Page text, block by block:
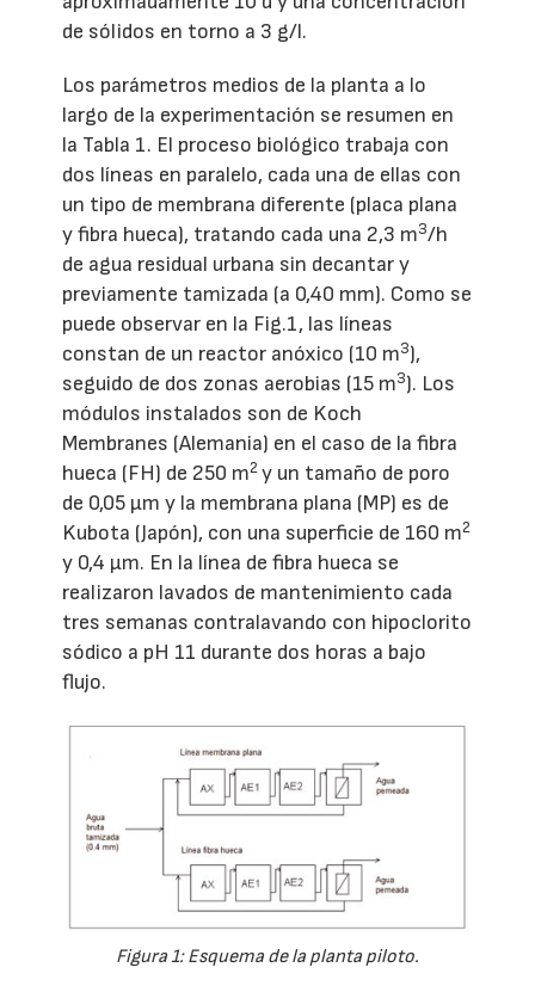
de sólidos en torno a 3 g/l.
Los parámetros medios de la planta a lo
largo de la experimentación se resumen en
la Tabla 1. El proceso biológico trabaja con
dos líneas en paralelo, cada una de ellas con
un tipo de membrana diferente (placa plana
y fibra hueca), tratando cada una 2,3 m3/h
de agua residual urbana sin decantar y
previamente tamizada (a 0,40 mm). Como se
puede observar en la Fig.1, las líneas
constan de un reactor anóxico (10 m3),
seguido de dos zonas aerobias (15 m3). Los
módulos instalados son de Koch
Membranes (Alemania) en el caso de la fibra
hueca (FH) de 250 m2y un tamaño de poro
de 0,05 μm y la membrana plana (MP) es de
Kubota (Japón), con una superficie de 160 m2
y 0,4 μm. En la línea de fibra hueca se
realizaron lavados de mantenimiento cada
tres semanas contralavando con hipoclorito
sódico a pH 11 durante dos horas a bajo
flujo.
Figura 1: Esquema de la planta piloto.